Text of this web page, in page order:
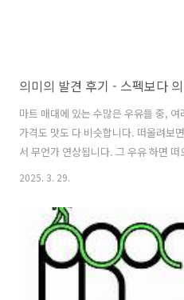
마트 매대에 있는 수많은 우유들 중,
가격도 맛도 다 비슷합니다. 떠올려보
서 무언가 연상됩니다. 그 우유 하면
리 속에 박혔다면 우리는 구매합니다.
리를 갖고 있는지 따집니다. 나아가 제
고려합니다. 구매를 일으키는 과정이
대처할 수 있을까요? 최장순 크리에
「의미의 발견」를 통해 의미를 파는
것을 우리가 어떤 관점에서 봐야 하
2025. 3. 29.